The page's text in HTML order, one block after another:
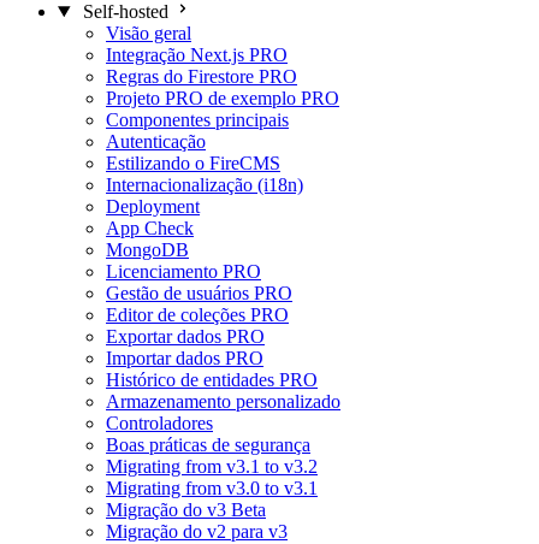
Self-hosted
Visão geral
Integração Next.js PRO
Regras do Firestore PRO
Projeto PRO de exemplo PRO
Componentes principais
Autenticação
Estilizando o FireCMS
Internacionalização (i18n)
Deployment
App Check
MongoDB
Licenciamento PRO
Gestão de usuários PRO
Editor de coleções PRO
Exportar dados PRO
Importar dados PRO
Histórico de entidades PRO
Armazenamento personalizado
Controladores
Boas práticas de segurança
Migrating from v3.1 to v3.2
Migrating from v3.0 to v3.1
Migração do v3 Beta
Migração do v2 para v3